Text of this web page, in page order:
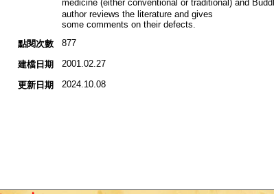
medicine (either conventional or traditional) and
author reviews the literature and gives
some comments on their defects.
點閱次數
877
建檔日期 2001.02.27
更新日期 2024.10.08